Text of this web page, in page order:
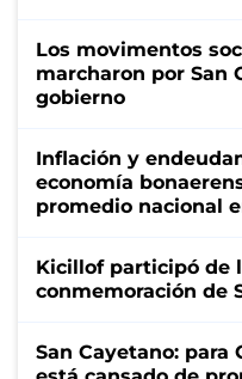
Los movimentos
marcharon por San
gobierno
Inflación y
economía
promedio nacional
Kicillof participó de
conmemoración de
San Cayetano: para